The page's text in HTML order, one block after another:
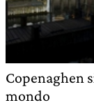
Copenaghen
mondo